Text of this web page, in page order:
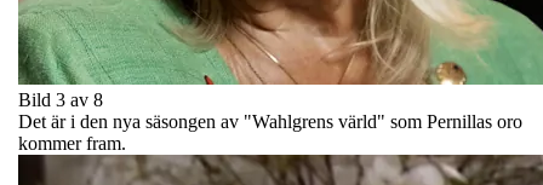
Bild 3 av 8
Det är i den nya säsongen av "Wahlgrens värld" som Pernillas oro
kommer fram.